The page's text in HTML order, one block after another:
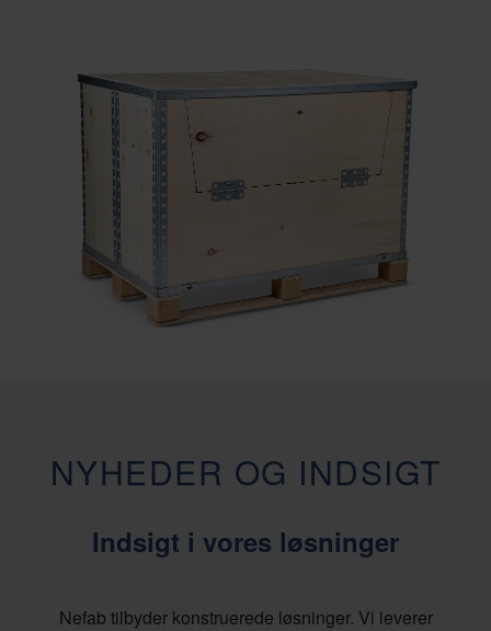
NYHEDER OG INDSIGT
Indsigt i vores løsninger
Nefab tilbyder konstruerede løsninger. Vi leverer